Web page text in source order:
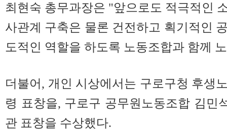
최현숙 총무과장은 "앞으로도 적극적인
사관계 구축은 물론 건전하고 획기적인
도적인 역할을 하도록 노동조합과 함께
더불어, 개인 시상에서는 구로구청 후생
령 표창을, 구로구 공무원노동조합 김민
관 표창을 수상했다.